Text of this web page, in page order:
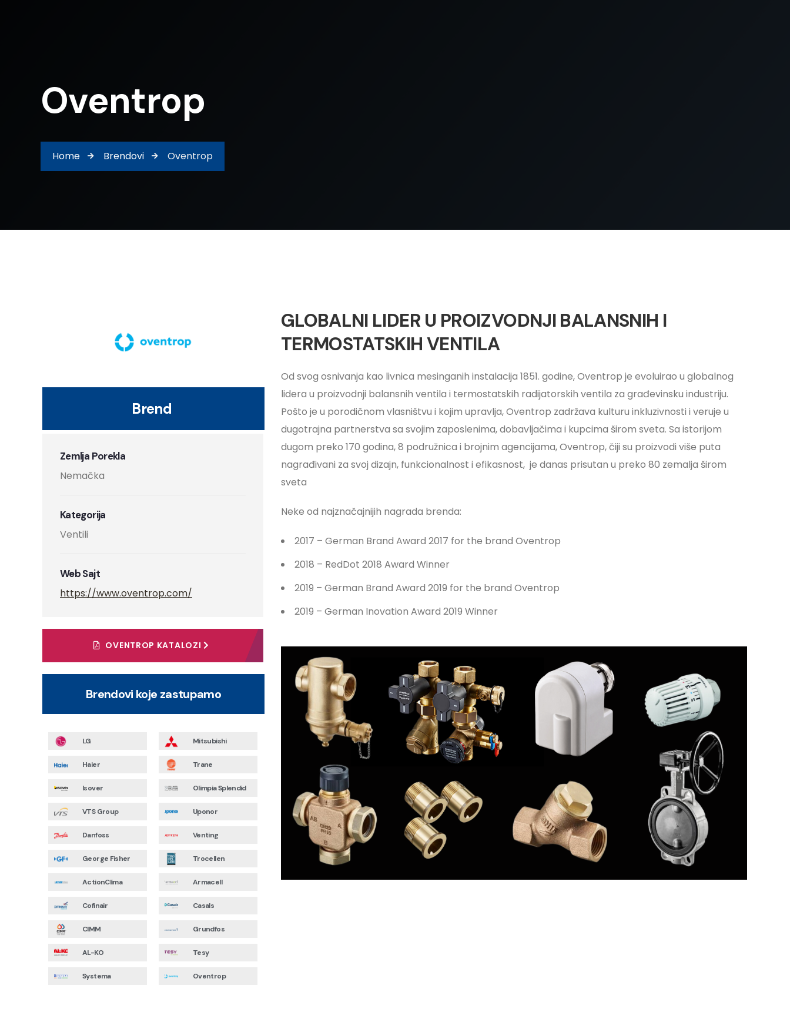
Oventrop
Home Brendovi Oventrop
Brend
Zemlja Porekla
Nemačka
Kategorija
Ventili
Web Sajt
https://www.oventrop.com/
OVENTROP KATALOZI
Brendovi koje zastupamo
LG
Haier
Isover
VTS Group
Danfoss
George Fisher
ActionClima
Cofinair
CIMM
AL-KO
Systema
Mitsubishi
Trane
Olimpia Splendid
Uponor
Venting
Trocellen
Armacell
Casals
Grundfos
Tesy
Oventrop
GLOBALNI LIDER U PROIZVODNJI BALANSNIH I
TERMOSTATSKIH VENTILA
Od svog osnivanja kao livnica mesinganih instalacija 1851. godine, Oventrop je evoluirao u globalnog
lidera u proizvodnji balansnih ventila i termostatskih radijatorskih ventila za građevinsku industriju.
Pošto je u porodičnom vlasništvu i kojim upravlja, Oventrop zadržava kulturu inkluzivnosti i veruje u
dugotrajna partnerstva sa svojim zaposlenima, dobavljačima i kupcima širom sveta. Sa istorijom
dugom preko 170 godina, 8 podružnica i brojnim agencijama, Oventrop, čiji su proizvodi više puta
nagrađivani za svoj dizajn, funkcionalnost i efikasnost, je danas prisutan u preko 80 zemalja širom
sveta
Neke od najznačajnijih nagrada brenda:
2017 – German Brand Award 2017 for the brand Oventrop
2018 – RedDot 2018 Award Winner
2019 – German Brand Award 2019 for the brand Oventrop
2019 – German Inovation Award 2019 Winner